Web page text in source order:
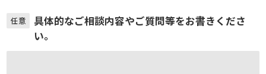
任意
具体的なご相談内容やご質問等をお書きくださ
い。